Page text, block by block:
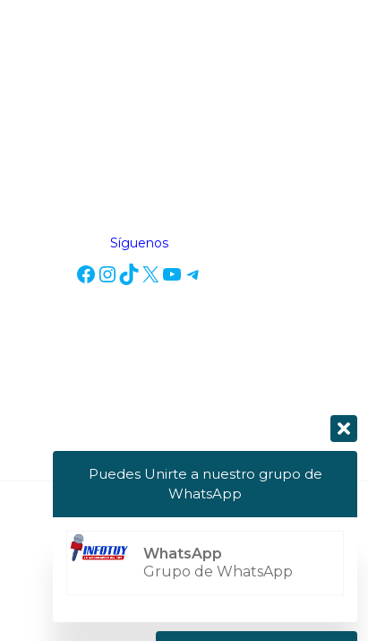
Síguenos
Puedes Unirte a nuestro grupo de
WhatsApp
WhatsApp
Grupo de WhatsApp